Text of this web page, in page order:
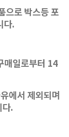
으로 박스등 포
다.
매일로부터 14
에서 제외되며
.